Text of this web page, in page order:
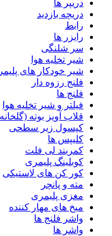
دریپر ها
دریچه بازدید
رابط
رایزر ها
سر شلنگی
شیر تخلیه هوا
شیر خودکار های
فلنج رزوه دار
فلنج ها
فیلتر و شیر تخلیه هوا
قلاب آویز بوته
کپسول زیر سطحی
کلیپس ها
کمربند لی فلت
کوبلینگ پلیمری
کور کن های لاستیکی
مته و پانچر
مغزی پلیمری
میخ های مهار کننده
واشر فلنج ها
واشر ها